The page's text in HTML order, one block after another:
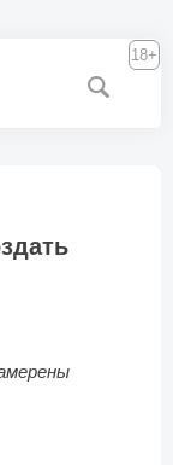
18+